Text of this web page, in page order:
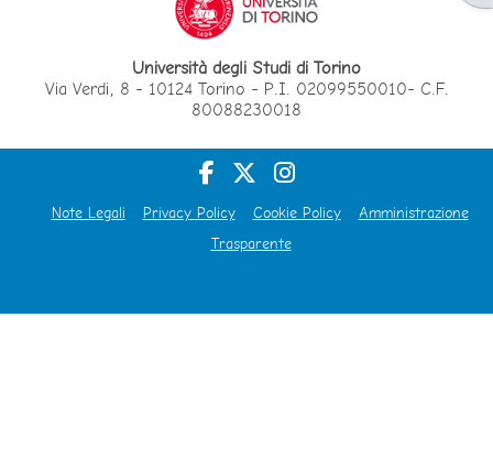
Università degli Studi di Torino
Via Verdi, 8 - 10124 Torino - P.I. 02099550010- C.F.
80088230018
Note Legali Privacy Policy Cookie Policy
Amministrazione
Trasparente